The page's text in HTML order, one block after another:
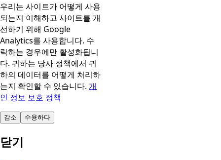
우리는 사이트가 어떻게 사용
되는지 이해하고 사이트를 개
선하기 위해 Google
Analytics를 사용합니다. 수
락하는 경우에만 활성화됩니
다. 귀하는 당사 정책에서 귀
하의 데이터를 어떻게 처리하
는지 확인할 수 있습니다. 개
인 정보 보호 정책
감소 수용하다
닫기